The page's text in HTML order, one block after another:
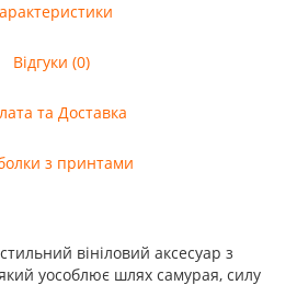
Відгуки (0)
та Доставка
з принтами
вініловий аксесуар з
уособлює шлях самурая, силу